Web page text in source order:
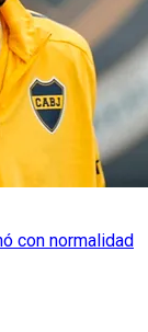
con normalidad